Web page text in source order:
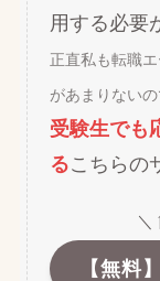
用する必要
正直私も転職
があまりない
受験生でも
るこちらの
＼
【無料